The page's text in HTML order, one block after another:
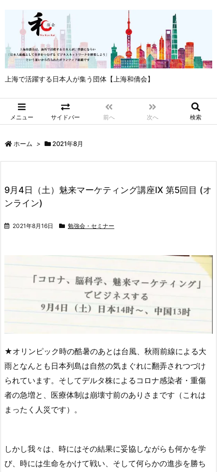
上海で活躍する日本人が集う団体【上海和僑会】
メニュー サイドバー 前へ 次へ 検索
ホーム > 2021年8月
9月4日（土）魅来マーケティング講座Ⅸ 第5回目 (オ
ンライン)
2021年8月16日 勉強会・セミナー
★オリンピック時の酷暑のあとは台風、秋雨前線による大
雨となんとも日本列島は自然の気まぐれに翻弄されつづけ
られています。そしてデルタ株によるコロナ感染者・重傷
者の急増と、医療体制は崩壊寸前のありさまです（これは
まったく人災です）。
しかし我々は、時にはその結果に妥協しながらも何かを学
び、時には生命をかけて戦い、そして何らかの進歩を勝ち